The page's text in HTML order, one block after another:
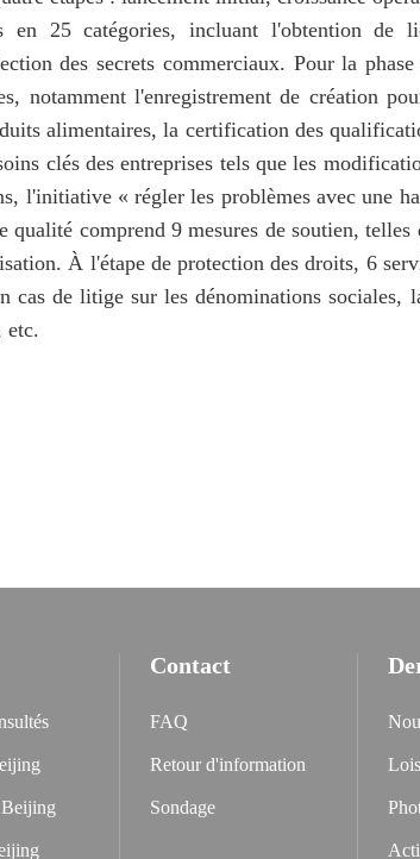
25 catégories, incluant l'obtention de
des secrets commerciaux. Pour la
notamment l'enregistrement de création
alimentaires, la certification des
clés des entreprises tels que les
l'initiative « régler les problèmes avec une
comprend 9 mesures de soutien,
À l'étape de protection des droits, 6
cas de litige sur les dénominations sociales,
etc.
Contact
FAQ
Retour d'information
Sondage